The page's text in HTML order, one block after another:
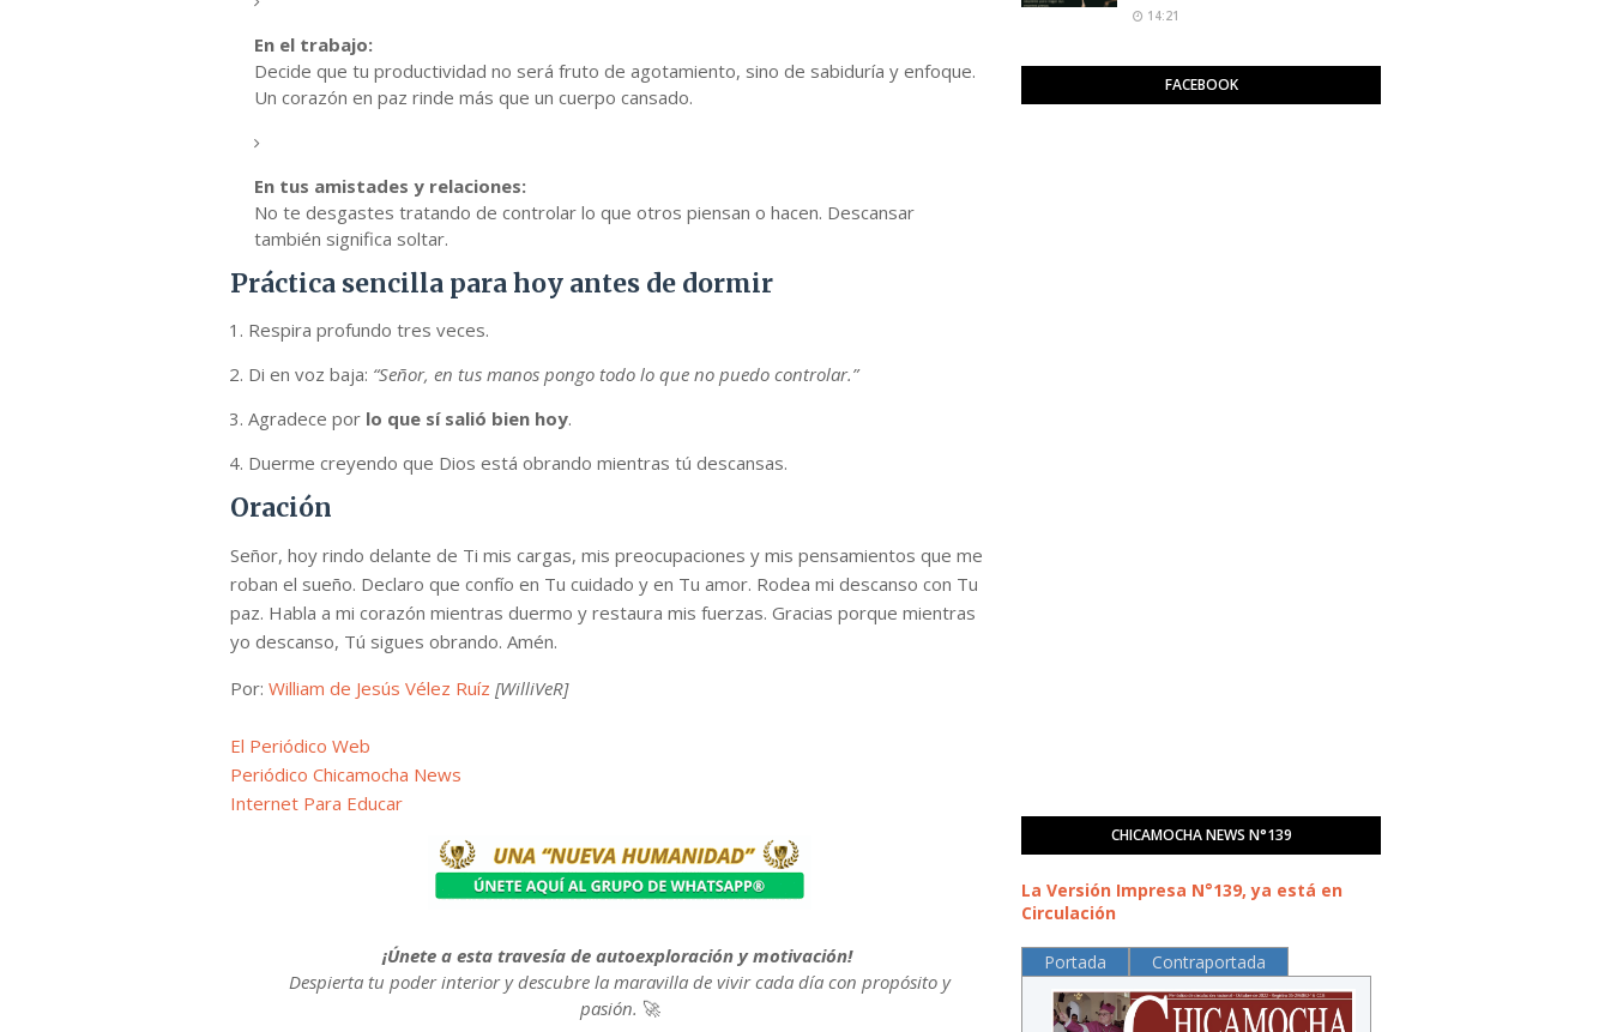
En el trabajo:
Decide que tu productividad no será fruto de agotamiento, sino de sabiduría y enfoque.
Un corazón en paz rinde más que un cuerpo cansado.
En tus amistades y relaciones:
No te desgastes tratando de controlar lo que otros piensan o hacen. Descansar
también significa soltar.
Práctica sencilla para hoy antes de dormir
Respira profundo tres veces.
Di en voz baja: “Señor, en tus manos pongo todo lo que no puedo controlar.”
Agradece por lo que sí salió bien hoy.
Duerme creyendo que Dios está obrando mientras tú descansas.
Oración
Señor, hoy rindo delante de Ti mis cargas, mis preocupaciones y mis pensamientos que me
roban el sueño. Declaro que confío en Tu cuidado y en Tu amor. Rodea mi descanso con Tu
paz. Habla a mi corazón mientras duermo y restaura mis fuerzas. Gracias porque mientras
yo descanso, Tú sigues obrando. Amén.
Por: William de Jesús Vélez Ruíz [WilliVeR]
El Periódico Web
Periódico Chicamocha News
Internet Para Educar
¡Únete a esta travesía de autoexploración y motivación!
Despierta tu poder interior y descubre la maravilla de vivir cada día con propósito y
pasión. 🚀
14:21
FACEBOOK
CHICAMOCHA NEWS N°139
La Versión Impresa N°139, ya está en
Circulación
Portada Contraportada